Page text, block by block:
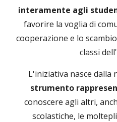
interamente agli
favorire la voglia di
cooperazione e lo
classi
L'iniziativa nasce dalla
strumento
conoscere agli altri,
scolastiche, le